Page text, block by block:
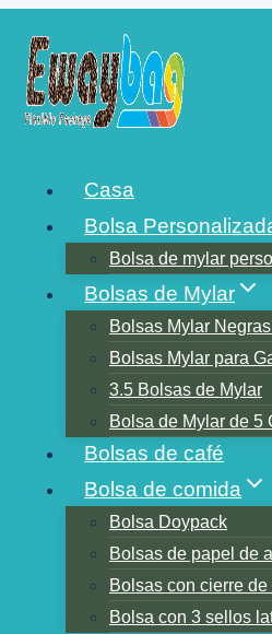
contenido
Casa
Bolsa
Bolsa de mylar
Bolsas de Mylar
Bolsas Mylar
Bolsas Mylar para
3.5 Bolsas de Mylar
Bolsa de Mylar de 5
Bolsas de café
Bolsa de comida
Bolsa Doypack
Bolsas de papel de
Bolsas con cierre
Bolsa con 3 sellos
FRENTE A
Tabla de contenidos
¿Qué es el material